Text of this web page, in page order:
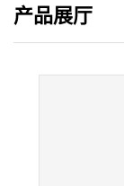
产品展厅